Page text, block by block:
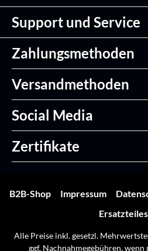
Support und Service
Zahlungsmethoden
Versandmethoden
Social Media
Zertifikate
B2B-Shop Impressum
Alle Preise inkl. gesetzl.
ggf. Nachnahmegebühren, wenn